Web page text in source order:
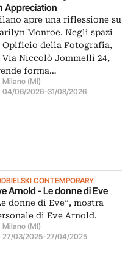
Appreciation
apre una riflessione su
Monroe. Negli spazi
Opificio della Fotografia,
Via Niccolò Jommelli 24,
forma…
Milano (MI)
04/06/2026–31/08/2026
CONTEMPORARY
Arnold - Le donne di Eve
donne di Eve”, mostra
di Eve Arnold.
Milano (MI)
27/03/2025–27/04/2025